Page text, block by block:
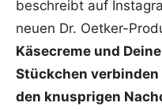
beschreibt auf
neuen Dr. Oetker-
Käsecreme und
Stückchen
den knusprigen